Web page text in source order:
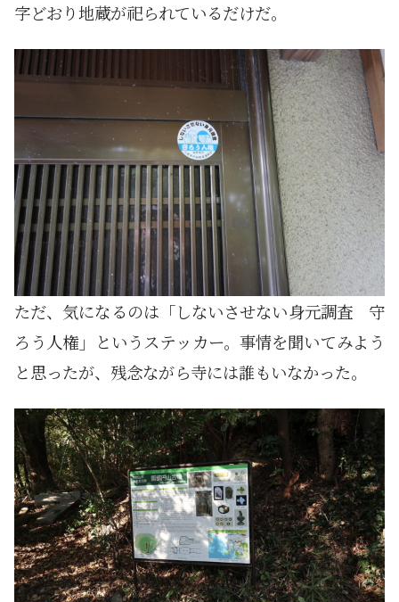
字どおり地蔵が祀られているだけだ。
ただ、気になるのは「しないさせない身元調査 守
ろう人権」というステッカー。事情を聞いてみよう
と思ったが、残念ながら寺には誰もいなかった。